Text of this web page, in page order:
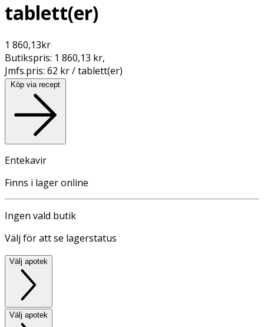
tablett(er)
1 860,13kr
Butikspris: 1 860,13 kr,
Jmfs.pris: 62 kr / tablett(er)
Köp via recept
Entekavir
Finns i lager online
Ingen vald butik
Välj för att se lagerstatus
Välj apotek
Välj apotek